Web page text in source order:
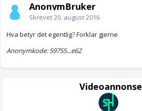
AnonymBruker
Skrevet20. august 2016
Hva betyr det egentlig? Forklar gjerne
Anonymkode: 59755...e62
Videoannonse